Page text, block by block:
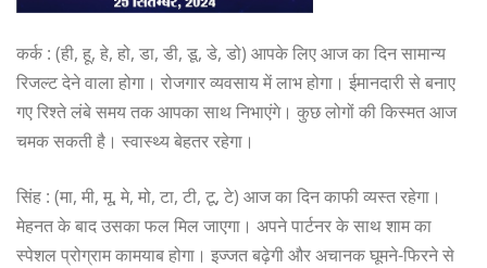
कर्क : (ही, हू, हे, हो, डा, डी, डू, डे, डो) आपके लिए आज का दिन सामान्य
रिजल्ट देने वाला होगा। रोजगार व्यवसाय में लाभ होगा। ईमानदारी से बनाए
गए रिश्ते लंबे समय तक आपका साथ निभाएंगे। कुछ लोगों की किस्मत आज
चमक सकती है। स्वास्थ्य बेहतर रहेगा।
सिंह : (मा, मी, मू, मे, मो, टा, टी, टू, टे) आज का दिन काफी व्यस्त रहेगा।
मेहनत के बाद उसका फल मिल जाएगा। अपने पार्टनर के साथ शाम का
स्पेशल प्रोग्राम कामयाब होगा। इज्जत बढ़ेगी और अचानक घूमने-फिरने से